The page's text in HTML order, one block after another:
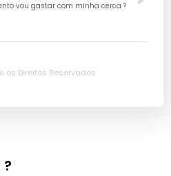
vou gastar com minha cerca ?
os Direitos Reservados